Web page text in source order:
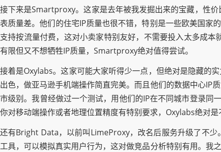
接下来是Smartproxy。这家是去年被我发掘出来的宝藏，性
表质量差。他们的住宅IP质量也很不错，特别是一些欧美国家
支持按流量付费，这对小卖家特别友好，不需要投入太多成
有限但又不想牺牲IP质量，Smartproxy绝对值得尝试。
接着是Oxylabs。这家可能大家听得少一点，但绝对是隐藏的
出色，做亚马逊手机端操作简直完美。而且他们的数据中心IP
市级别。我曾经做过一个测试，用他们的IP在不同城市登录
你对移动端操作或者地理位置精度有特别要求，Oxylabs绝对
还有Bright Data，以前叫LimeProxy，改名后服务升级了不
工具，可以模拟真实用户行为，这对做竞品分析特别有用。我